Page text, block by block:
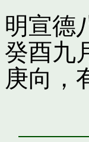
明宣德
癸酉九
庚向，